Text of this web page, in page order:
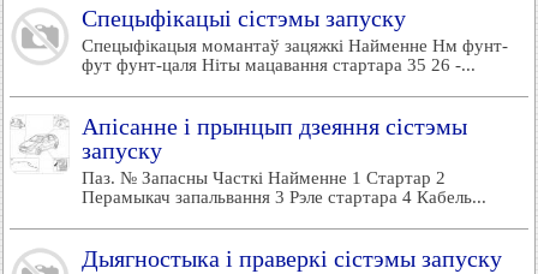
Спецыфікацыі сістэмы запуску
Спецыфікацыя момантаў зацяжкі Найменне Нм фунт-
фут фунт-цаля Ніты мацавання стартара 35 26 -...
Апісанне і прынцып дзеяння сістэмы
запуску
Паз. № Запасны Часткі Найменне 1 Стартар 2
Перамыкач запальвання 3 Рэле стартара 4 Кабель...
Дыягностыка і праверкі сістэмы запуску